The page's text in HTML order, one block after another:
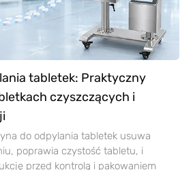
tabletek: Praktyczny
czyszczących i
do odpylania tabletek usuwa
poprawia czystość tabletu, i
przed kontrolą i pakowaniem